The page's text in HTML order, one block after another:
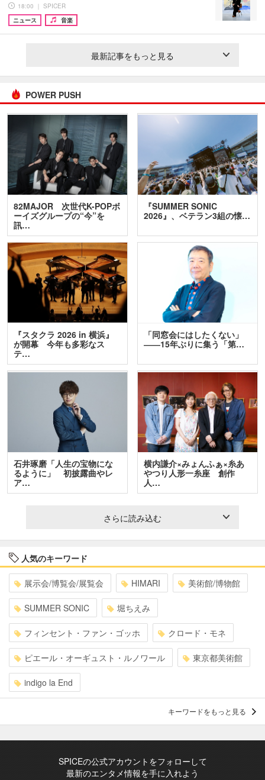
18:00 ｜ SPICER
ニュース
音楽
最新記事をもっと見る
POWER PUSH
82MAJOR 次世代K-POPボ
ーイズグループの“今”を
訊…
『SUMMER SONIC
2026』、ベテラン3組の懐…
『スタクラ 2026 in 横浜』
が開幕 今年も多彩なス
テ…
「同窓会にはしたくない」
――15年ぶりに集う「第…
石井琢磨「人生の宝物にな
るように」 初披露曲やレ
ア…
横内謙介×みょんふぁ×糸あ
やつり人形一糸座 創作
人…
さらに読み込む
人気のキーワード
展示会/博覧会/展覧会 HIMARI 美術館/博物館
SUMMER SONIC 堀ちえみ
フィンセント・ファン・ゴッホ クロード・モネ
ピエール・オーギュスト・ルノワール 東京都美術館
indigo la End
キーワードをもっと見る
SPICEの公式アカウントをフォローして
最新のエンタメ情報を手に入れよう